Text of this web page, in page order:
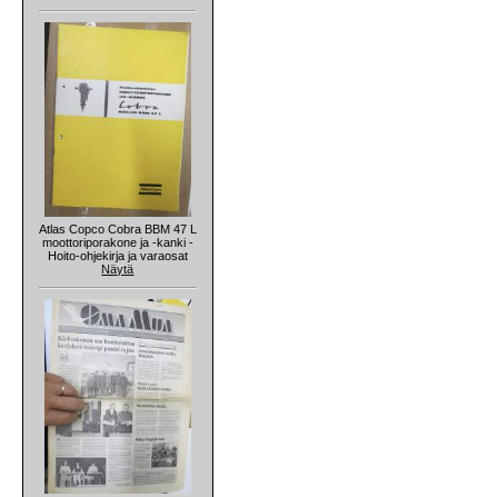
Atlas Copco Cobra BBM 47 L
moottoriporakone ja -kanki -
Hoito-ohjekirja ja varaosat
Näytä